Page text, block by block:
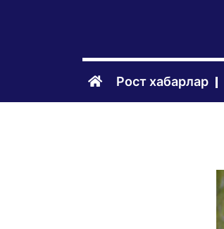
Рост хабарлар